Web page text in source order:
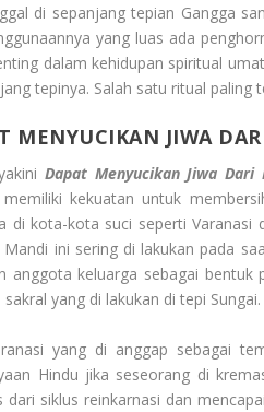
di sepanjang tepian Gangga
yang luas ada
dalam kehidupan spiritual
tepinya. Salah satu ritual paling
MENYUCIKAN JIWA
Dapat Menyucikan Jiwa Dari
memiliki kekuatan untuk
di kota-kota suci seperti Varanasi
Mandi ini sering di lakukan pada
anggota keluarga sebagai
sakral yang di lakukan di tepi Sungai.
yang di anggap sebagai
Hindu jika seseorang di
dari siklus reinkarnasi dan